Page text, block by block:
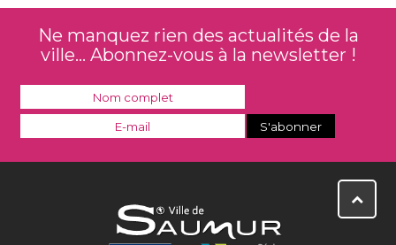
Ne manquez rien des actualités de la
ville... Abonnez-vous à la newsletter !